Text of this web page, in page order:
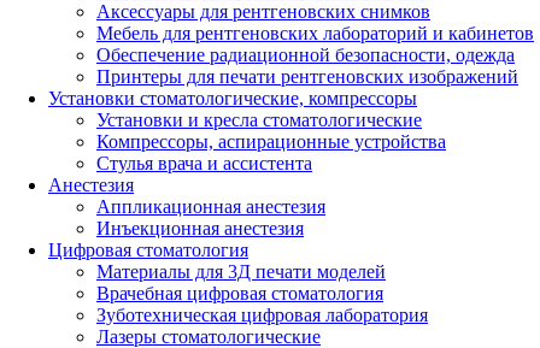
Аксессуары для рентгеновских снимков
Мебель для рентгеновских лабораторий и кабинетов
Обеспечение радиационной безопасности, одежда
Принтеры для печати рентгеновских изображений
Установки стоматологические, компрессоры
Установки и кресла стоматологические
Компрессоры, аспирационные устройства
Стулья врача и ассистента
Анестезия
Аппликационная анестезия
Инъекционная анестезия
Цифровая стоматология
Материалы для 3Д печати моделей
Врачебная цифровая стоматология
Зуботехническая цифровая лаборатория
Лазеры стоматологические